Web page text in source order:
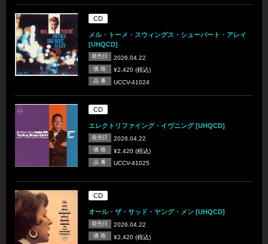
CD
メル・トーメ・スウィングス・シューバート・アレイ
[UHQCD]
発売日 2026.04.22
価 格 ¥2,420 (税込)
品 番 UCCV-41024
CD
エレクトリファイング・イヴニング [UHQCD]
発売日 2026.04.22
価 格 ¥2,420 (税込)
品 番 UCCV-41025
CD
オール・ザ・サッド・ヤング・メン [UHQCD]
発売日 2026.04.22
価 格 ¥2,420 (税込)